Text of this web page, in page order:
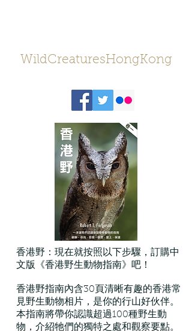
WildCreaturesHongKong
香港野：現在就按照以下步驟，訂購中
文版《香港野生動物指南》吧！
香港野指南內含30頁清晰有趣的香港常
見野生動物相片，是你的行山好伙伴。
本指南將帶你認識超過100種野生動
物，介紹牠們的獨特之處和觀察要點。